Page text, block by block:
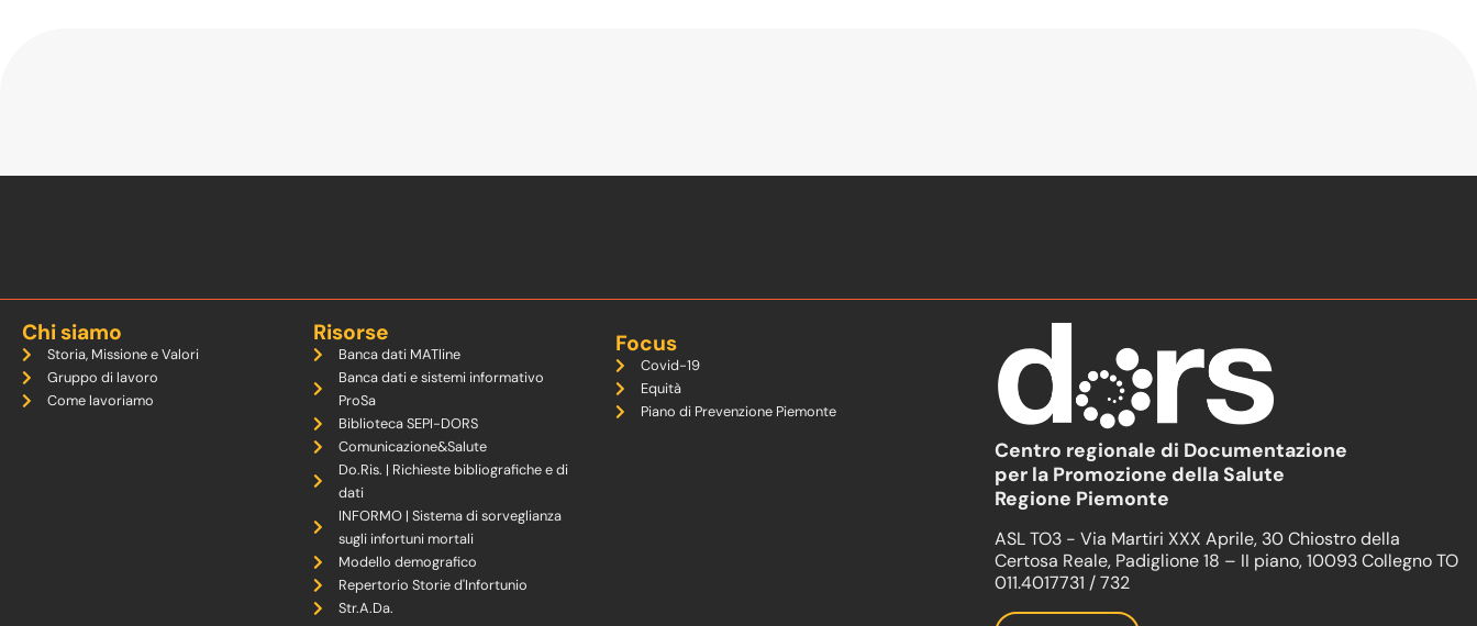
Chi siamo
Storia, Missione e Valori
Gruppo di lavoro
Come lavoriamo
Risorse
Banca dati MATline
Banca dati e sistemi informativo
ProSa
Biblioteca SEPI-DORS
Comunicazione&Salute
Do.Ris. | Richieste bibliografiche e di
dati
INFORMO | Sistema di sorveglianza
sugli infortuni mortali
Modello demografico
Repertorio Storie d'Infortunio
Str.A.Da.
Focus
Covid-19
Equità
Piano di Prevenzione Piemonte
Centro regionale di Documentazione
per la Promozione della Salute
Regione Piemonte
ASL TO3 - Via Martiri XXX Aprile, 30 Chiostro della
Certosa Reale, Padiglione 18 – II piano, 10093 Collegno TO
011.4017731 / 732